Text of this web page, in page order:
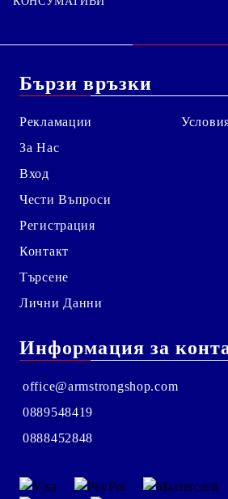
Бързи връзки
Рекламации
За Нас
Вход
Чести Въпроси
Регистрация
Контакт
Търсене
Лични Данни
Информация за
office@armstrongshop.com
0889548419
0888452848